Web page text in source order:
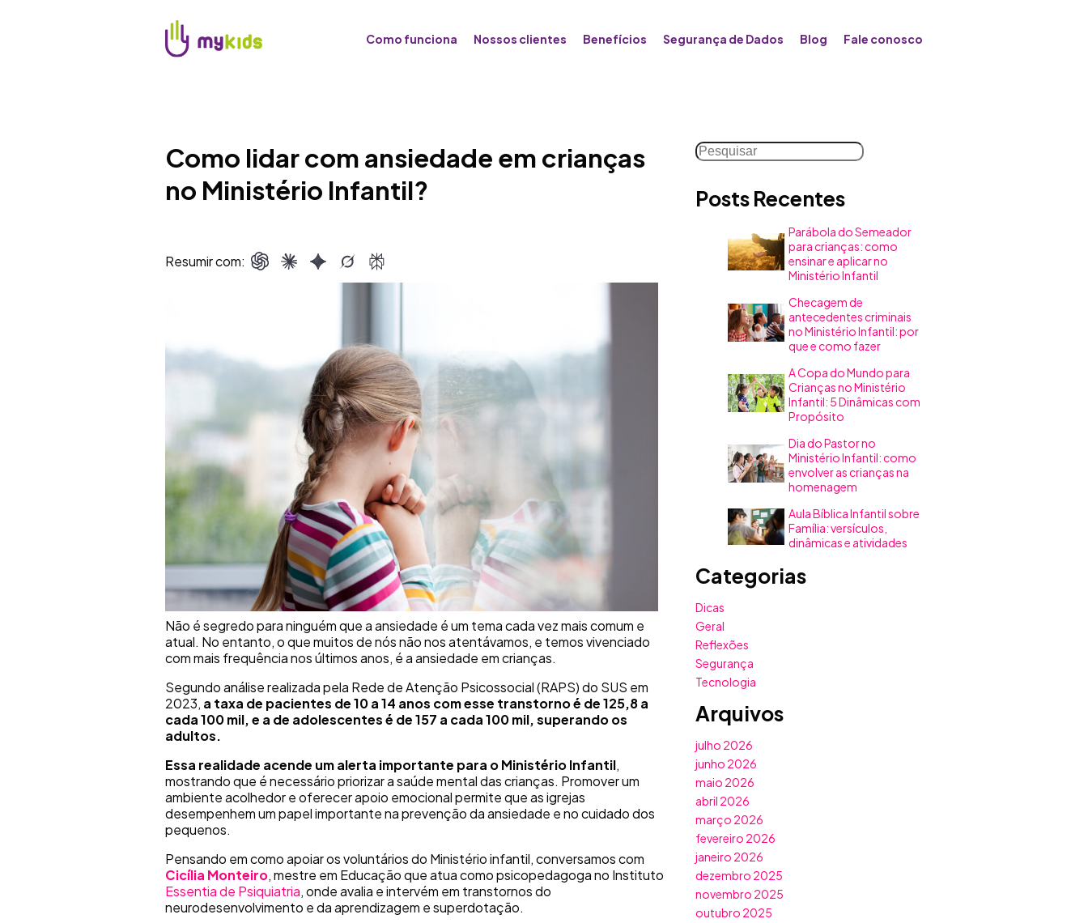
Como funciona Nossos clientes Benefícios Segurança de Dados Blog Fale conosco
Como lidar com ansiedade em crianças
no Ministério Infantil?
Resumir com:
Não é segredo para ninguém que a ansiedade é um tema cada vez mais comum e
atual. No entanto, o que muitos de nós não nos atentávamos, e temos vivenciado
com mais frequência nos últimos anos, é a ansiedade em crianças.
Segundo análise realizada pela Rede de Atenção Psicossocial (RAPS) do SUS em
2023, a taxa de pacientes de 10 a 14 anos com esse transtorno é de 125,8 a
cada 100 mil, e a de adolescentes é de 157 a cada 100 mil, superando os
adultos.
Essa realidade acende um alerta importante para oMinistério Infantil,
mostrando que é necessário priorizar a saúde mental das crianças. Promover um
ambiente acolhedor e oferecer apoio emocional permite que as igrejas
desempenhem um papel importante na prevenção da ansiedade e no cuidado dos
pequenos.
Pensando em como apoiar os voluntários do Ministério infantil, conversamos com
Cicília Monteiro, mestre em Educação que atua como psicopedagoga no Instituto
Essentia de Psiquiatria, onde avalia e intervém em transtornos do
neurodesenvolvimento e da aprendizagem e superdotação.
Pesquisar
Posts Recentes
Parábola do Semeador
para crianças: como
ensinar e aplicar no
Ministério Infantil
Checagem de
antecedentes criminais
no Ministério Infantil: por
que e como fazer
A Copa do Mundo para
Crianças no Ministério
Infantil: 5 Dinâmicas com
Propósito
Dia do Pastor no
Ministério Infantil: como
envolver as crianças na
homenagem
Aula Bíblica Infantil sobre
Família: versículos,
dinâmicas e atividades
Categorias
Dicas
Geral
Reflexões
Segurança
Tecnologia
Arquivos
julho 2026
junho 2026
maio 2026
abril 2026
março 2026
fevereiro 2026
janeiro 2026
dezembro 2025
novembro 2025
outubro 2025